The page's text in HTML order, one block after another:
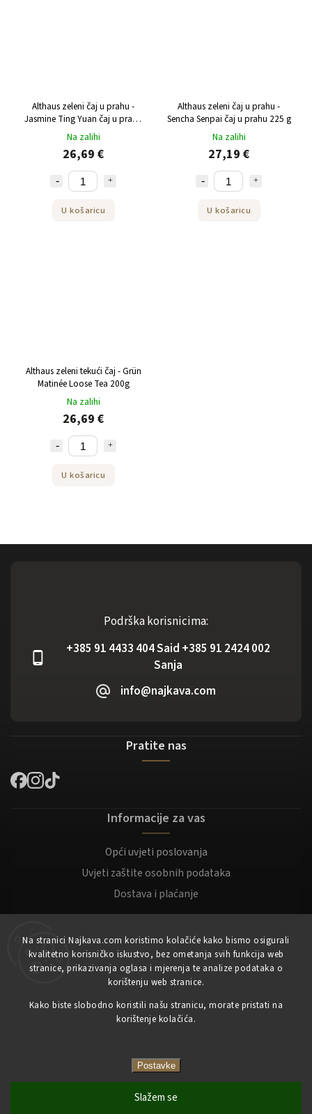
Na stranici Najkava.com koristimo kolačiće kako bismo osigurali
kvalitetno korisničko iskustvo, bez ometanja svih funkcija web
stranice, prikazivanja oglasa i mjerenja te analize podataka o
korištenju web stranice.
Kako biste slobodno koristili našu stranicu, morate pristati na
korištenje kolačića.
Postavke
Slažem se
Althaus zeleni čaj u prahu -
Jasmine Ting Yuan čaj u prahu
250 g
Na zalihi
26,69 €
U košaricu
Althaus zeleni čaj u prahu -
Sencha Senpai čaj u prahu 225 g
Na zalihi
27,19 €
U košaricu
Althaus zeleni tekući čaj - Grün
Matinée Loose Tea 200g
Na zalihi
26,69 €
U košaricu
Podrška korisnicima:
+385 91 4433 404 Said +385 91 2424 002
Sanja
info@najkava.com
Pratite nas
Informacije za vas
Opći uvjeti poslovanja
Uvjeti zaštite osobnih podataka
Dostava i plaćanje
Moj račun
Registracija
Prijaviti se
Copyright 2023NajKava.com